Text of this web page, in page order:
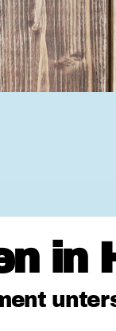
dein
|
| 80 Jahre
80 Jahre x
- Viele
- Digitale
Hessen
in